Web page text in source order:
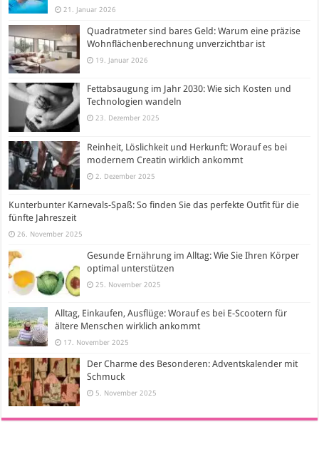
21. Januar 2026
Quadratmeter sind bares Geld: Warum eine präzise
Wohnflächenberechnung unverzichtbar ist
19. Januar 2026
Fettabsaugung im Jahr 2030: Wie sich Kosten und
Technologien wandeln
23. Dezember 2025
Reinheit, Löslichkeit und Herkunft: Worauf es bei
modernem Creatin wirklich ankommt
2. Dezember 2025
Kunterbunter Karnevals-Spaß: So finden Sie das perfekte Outfit für die
fünfte Jahreszeit
26. November 2025
Gesunde Ernährung im Alltag: Wie Sie Ihren Körper
optimal unterstützen
25. November 2025
Alltag, Einkaufen, Ausflüge: Worauf es bei E-Scootern für
ältere Menschen wirklich ankommt
17. November 2025
Der Charme des Besonderen: Adventskalender mit
Schmuck
5. November 2025